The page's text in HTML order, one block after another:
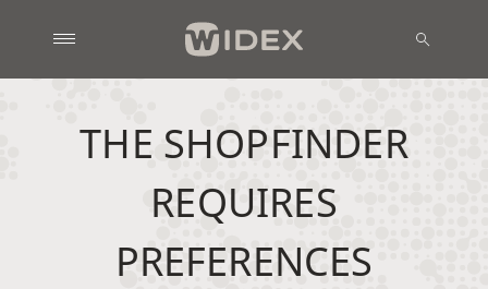
THE SHOPFINDER
REQUIRES
PREFERENCES